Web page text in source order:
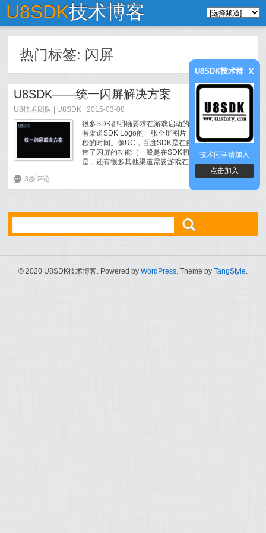
U8SDK技术博客
热门标签: 闪屏
U8SDK——统一闪屏解决方案
U8技术团队 U8SDK | 2015-03-08
很多SDK都明确要求在游戏启动的时候，显示一张含
有渠道SDK Logo的一张全屏图片，大概需要显示2至3
秒的时间。像UC，百度SDK是在自己的SDK里已经自
带了闪屏的功能（一般是在SDK初始化的时候）。但
是，还有很多其他渠道需要游戏在接入他们的SDK时...
6 3条评论
ő
© 2020 U8SDK技术博客. Powered by WordPress. Theme by TangStyle.
U8SDK技术群 x
技术同学请加入
点击加入